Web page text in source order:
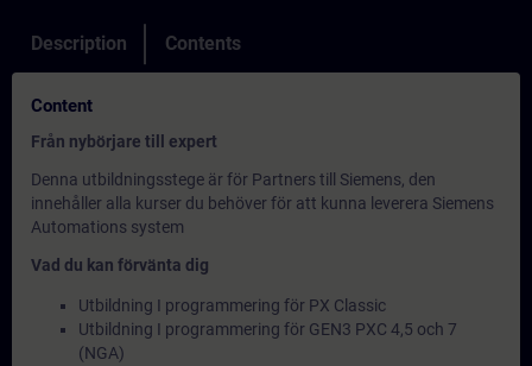
Description Contents
Content
Från nybörjare till expert
Denna utbildningsstege är för Partners till Siemens, den
innehåller alla kurser du behöver för att kunna leverera Siemens
Automations system
Vad du kan förvänta dig
Utbildning I programmering för PX Classic
Utbildning I programmering för GEN3 PXC 4,5 och 7
(NGA)